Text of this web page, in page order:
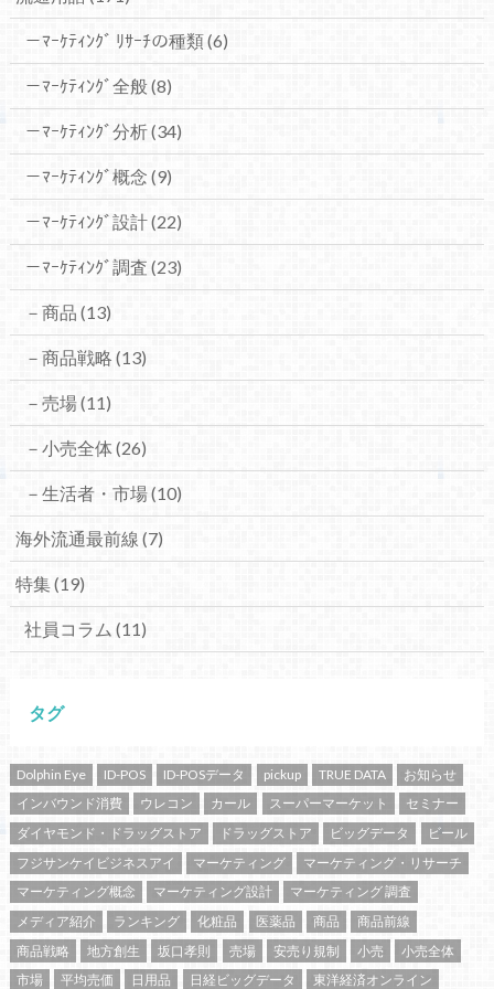
－ﾏｰｹﾃｨﾝｸﾞ ﾘｻｰﾁの種類(6)
－ﾏｰｹﾃｨﾝｸﾞ全般(8)
－ﾏｰｹﾃｨﾝｸﾞ分析(34)
－ﾏｰｹﾃｨﾝｸﾞ概念 (9)
－ﾏｰｹﾃｨﾝｸﾞ設計(22)
－ﾏｰｹﾃｨﾝｸﾞ調査 (23)
－商品 (13)
－商品戦略 (13)
－売場(11)
－小売全体(26)
－生活者・市場(10)
海外流通最前線 (7)
特集(19)
社員コラム (11)
タグ
Dolphin Eye ID-POS ID-POSデータ pickup TRUE DATA
お知らせ
インバウンド消費
ウレコン カール スーパーマーケット
セミナー
ダイヤモンド・ドラッグストア
ドラッグストア ビッグデータ
ビール
フジサンケイビジネスアイ
マーケティング
マーケティング・リサーチ
マーケティング概念
マーケティング設計
マーケティング 調査
メディア紹介
ランキング 化粧品 医薬品 商品
商品前線
商品戦略
地方創生 坂口孝則 売場 安売り規制 小売
小売全体
市場
平均売価 日用品 日経ビッグデータ 東洋経済オンライン